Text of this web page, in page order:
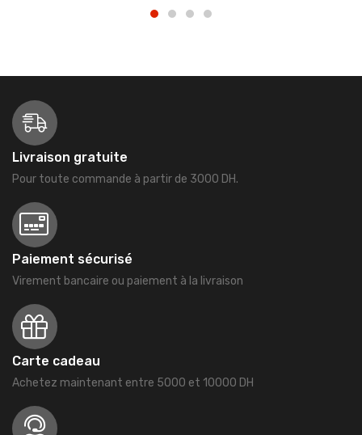
Livraison gratuite
Pour toute commande à partir de 3000 DH.
Paiement sécurisé
Virement bancaire ou paiement à la livraison
Carte cadeau
Achetez maintenant entre 5000 et 10000 DH